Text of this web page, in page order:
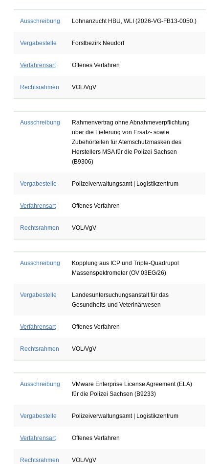
Ausschreibung Lohnanzucht HBU, WLI (2026-VG-FB13-0050.)
Vergabestelle Forstbezirk Neudorf
Verfahrensart Offenes Verfahren
Rechtsrahmen VOL/VgV
Ausschreibung
Rahmenvertrag ohne Abnahmeverpflichtung
über die Lieferung von Ersatz- sowie
Zubehörteilen für Atemschutzmasken des
Herstellers MSA für die Polizei Sachsen
(B9306)
Vergabestelle Polizeiverwaltungsamt | Logistikzentrum
Verfahrensart Offenes Verfahren
Rechtsrahmen VOL/VgV
Ausschreibung
Kopplung aus ICP und Triple-Quadrupol
Massenspektrometer (OV 03EG/26)
Vergabestelle
Landesuntersuchungsanstalt für das
Gesundheits-und Veterinärwesen
Verfahrensart Offenes Verfahren
Rechtsrahmen VOL/VgV
Ausschreibung
VMware Enterprise License Agreement (ELA)
für die Polizei Sachsen (B9233)
Vergabestelle Polizeiverwaltungsamt | Logistikzentrum
Verfahrensart Offenes Verfahren
Rechtsrahmen VOL/VgV